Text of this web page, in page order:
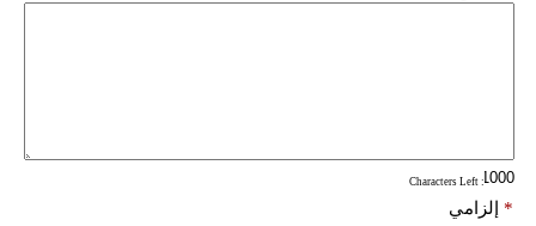
: Characters Left
إلزامي *